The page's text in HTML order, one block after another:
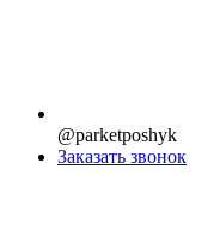
@parketposhyk
Заказать звонок